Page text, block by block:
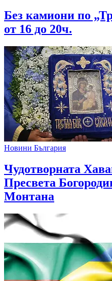
Без камиони по
от 16 до 20ч.
Новини България
Чудотворната
Пресвета
Монтана